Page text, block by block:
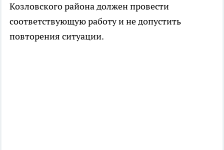
Козловского района должен провести
соответствующую работу и не допустить
повторения ситуации.